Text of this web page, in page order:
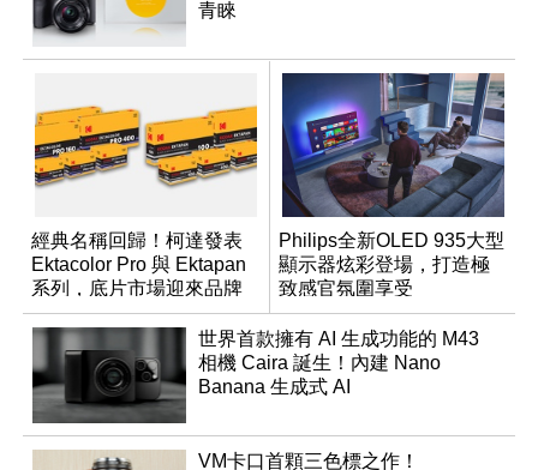
青睞
經典名稱回歸！柯達發表
Ektacolor Pro 與 Ektapan
系列，底片市場迎來品牌
重整新局
Philips全新OLED 935大型
顯示器炫彩登場，打造極
致感官氛圍享受
世界首款擁有 AI 生成功能的 M43
相機 Caira 誕生！內建 Nano
Banana 生成式 AI
VM卡口首顆三色標之作！